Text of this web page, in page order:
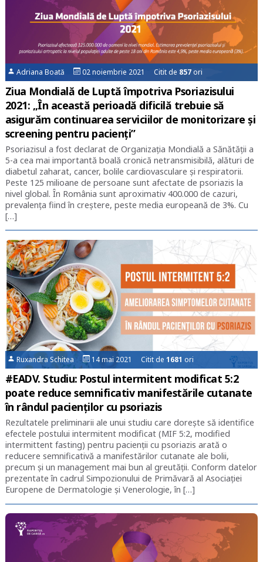
Adriana Boată 02 noiembrie 2021 Citit de 857ori
Ziua Mondială de Luptă împotriva Psoriazisului
2021: „În această perioadă dificilă trebuie să
asigurăm continuarea serviciilor de monitorizare și
screening pentru pacienți”
Psoriazisul a fost declarat de Organizația Mondială a Sănătății a
5-a cea mai importantă boală cronică netransmisibilă, alături de
diabetul zaharat, cancer, bolile cardiovasculare și respiratorii.
Peste 125 milioane de persoane sunt afectate de psoriazis la
nivel global. În România sunt aproximativ 400.000 de cazuri,
prevalența fiind în creștere, peste media europeană de 3%. Cu
[…]
Ruxandra Schitea 14 mai 2021 Citit de1681 ori
#EADV. Studiu: Postul intermitent modificat 5:2
poate reduce semnificativ manifestările cutanate
în rândul pacienților cu psoriazis
Rezultatele preliminarii ale unui studiu care dorește să identifice
efectele postului intermitent modificat (MIF 5:2, modified
intermittent fasting) pentru pacienții cu psoriazis arată o
reducere semnificativă a manifestărilor cutanate ale bolii,
precum și un management mai bun al greutății. Conform datelor
prezentate în cadrul Simpozionului de Primăvară al Asociației
Europene de Dermatologie și Venerologie, în […]